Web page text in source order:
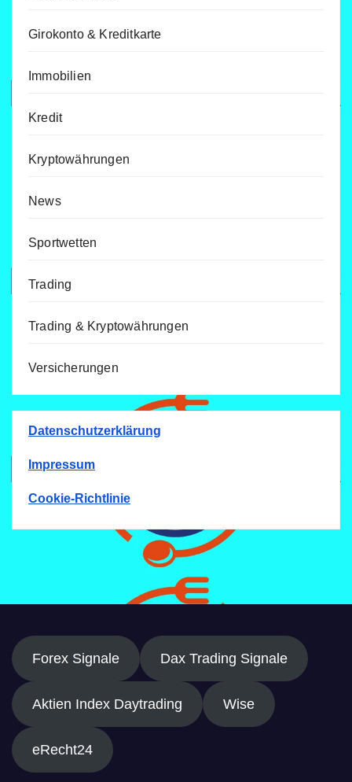
Girokonto & Kreditkarte
Immobilien
Kredit
Kryptowährungen
News
Sportwetten
Trading
Trading & Kryptowährungen
Versicherungen
Datenschutzerklärung
Impressum
Cookie-Richtlinie
Forex Signale Dax Trading Signale
Aktien Index Daytrading Wise
eRecht24